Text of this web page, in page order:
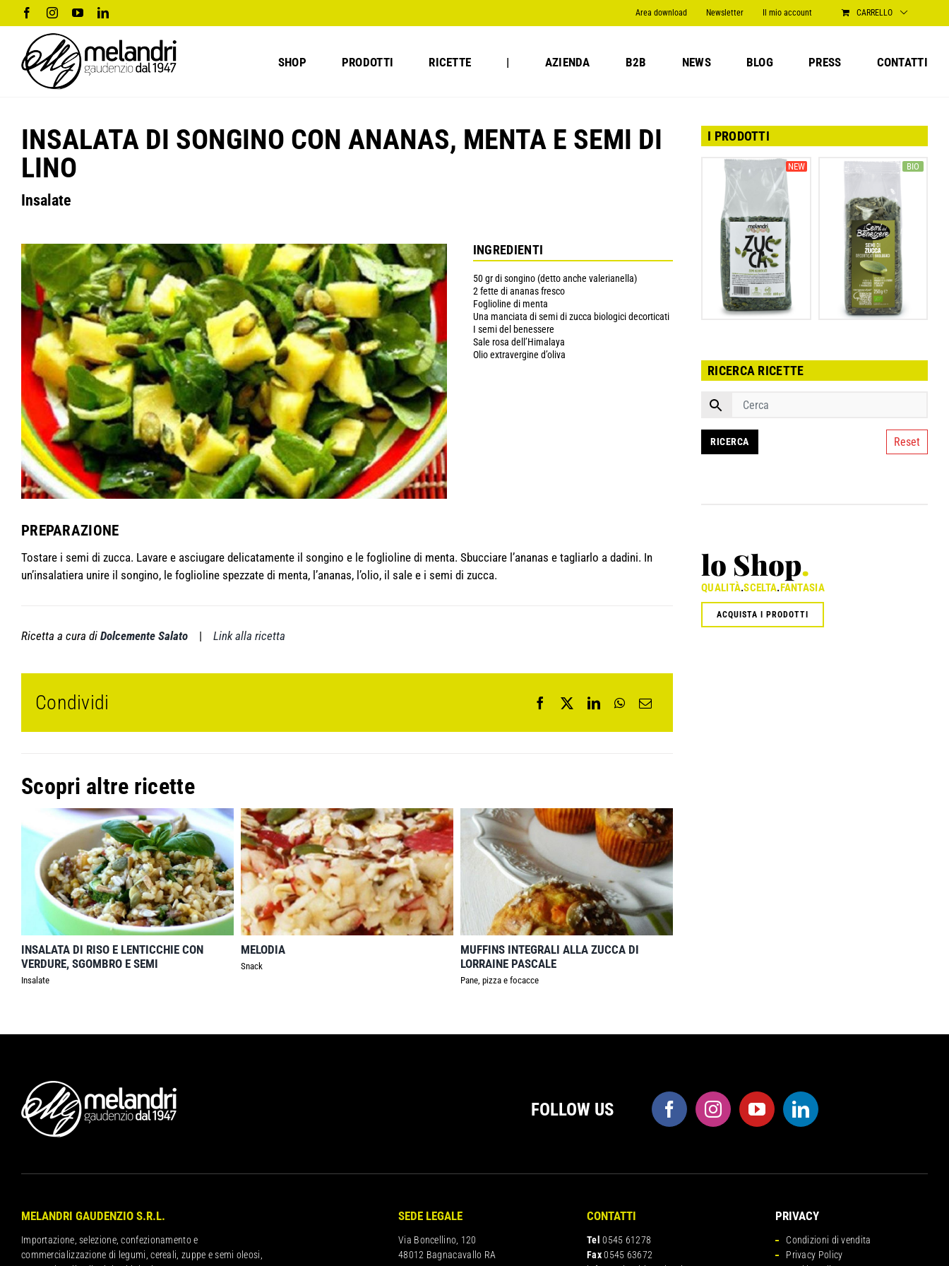
al
contenuto
FacebookInstagramYouTubeLinkedIn Area download Newsletter Il mio account CARRELLO
SHOP PRODOTTI RICETTE | AZIENDA B2B NEWS BLOG PRESS CONTATTI
INSALATA DI SONGINO CON ANANAS, MENTA E SEMI DI
LINO
Insalate
INGREDIENTI
50 gr di songino (detto anche valerianella)
2 fette di ananas fresco
Foglioline di menta
Una manciata di semi di zucca biologici decorticati
I semi del benessere
Sale rosa dell’Himalaya
Olio extravergine d’oliva
PREPARAZIONE
Tostare i semi di zucca. Lavare e asciugare delicatamente il songino e le foglioline di menta. Sbucciare l’ananas e tagliarlo a dadini. In
un’insalatiera unire il songino, le foglioline spezzate di menta, l’ananas, l’olio, il sale e i semi di zucca.
Ricetta a cura di Dolcemente Salato| Link alla ricetta
Condividi
Scopri altre ricette
INSALATA DI RISO E LENTICCHIE CON
VERDURE, SGOMBRO E SEMI
Insalate
MELODIA
Snack
MUFFINS INTEGRALI ALLA ZUCCA DI
LORRAINE PASCALE
Pane, pizza e focacce
I PRODOTTI
NEW BIO
RICERCA RICETTE
Reset
lo Shop.
QUALITÀ.SCELTA.FANTASIA
ACQUISTA I PRODOTTI
FOLLOW US
MELANDRI GAUDENZIO S.R.L.
Importazione, selezione, confezionamento e
commercializzazione di legumi, cereali, zuppe e semi oleosi,
SEDE LEGALE
Via Boncellino, 120
48012 Bagnacavallo RA
CONTATTI
Tel 0545 61278
Fax0545 63672
PRIVACY
Condizioni di vendita
Privacy Policy